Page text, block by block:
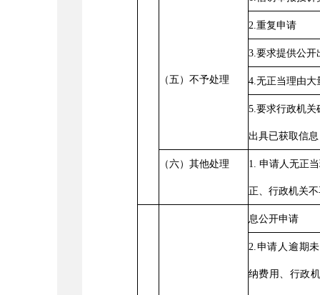
（五）不予处理
2.重复申请
3.要求提供公开
4.无正当理由大
5.要求行政机关
出具已获取信息
（六）其他处理 1. 申请人无正
正、行政机关
息公开申请
2.申请人逾期
纳费用、行政